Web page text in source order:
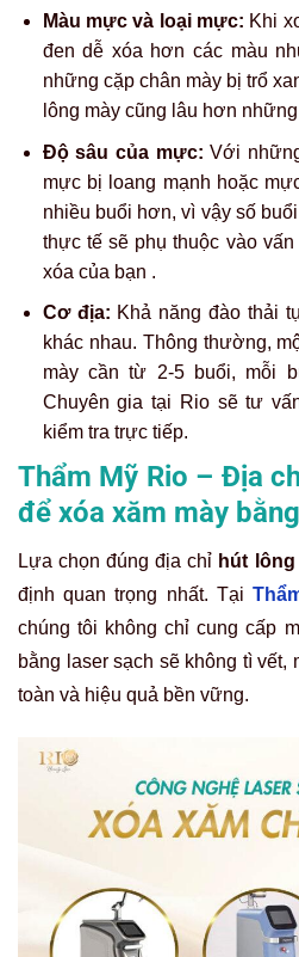
Màu mực và loại mực: Khi
đen dễ xóa hơn các màu
những cặp chân mày bị trổ
lông màycũng lâu hơn những
Độ sâu của mực: Với
mực bị loang mạnh hoặc
nhiều buổi hơn, vì vậy số
thực tế sẽ phụ thuộc vào
xóa của bạn .
Cơ địa: Khả năng đào thải
khác nhau. Thông thường,
màycần từ 2-5 buổi, mỗi
Chuyên gia tại Rio sẽ tư
kiểm tra trực tiếp.
Thẩm Mỹ Rio – Địa
để xóa xăm mày
Lựa chọn đúng địa chỉ hút
định quan trọng nhất. Tại
chúng tôi không chỉ cung cấp
bằng laser sạch sẽ không tì vết,
toàn và hiệu quả bền vững.